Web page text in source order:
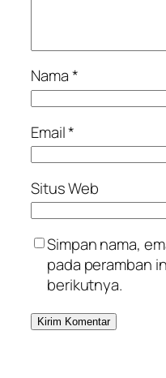
Nama*
Email*
Situs Web
Simpan nama,
pada peramban
berikutnya.